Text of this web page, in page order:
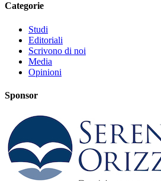
Categorie
Studi
Editoriali
Scrivono di noi
Media
Opinioni
Sponsor